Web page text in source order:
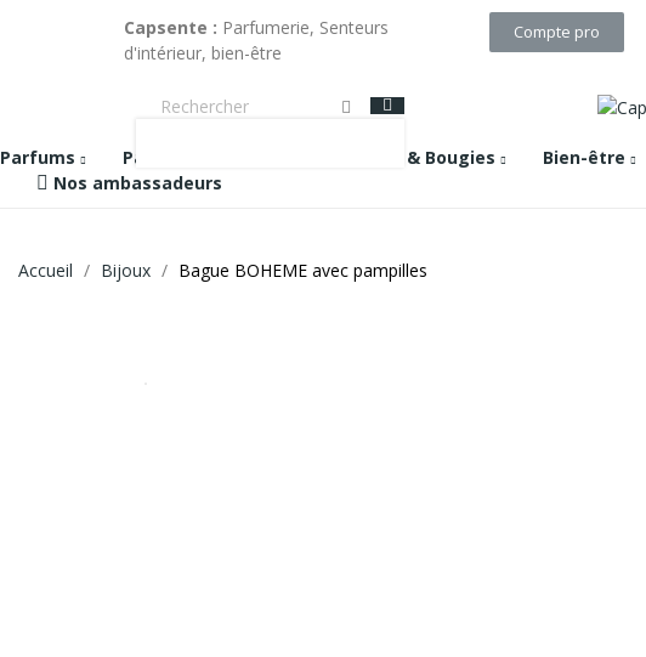
Capsente : Parfumerie, Senteurs
d'intérieur, bien-être
Compte pro
Parfums
Parfums & Diffuseurs Cires & Bougies Bien-être
Nos ambassadeurs
Accueil Bijoux Bague BOHEME avec pampilles